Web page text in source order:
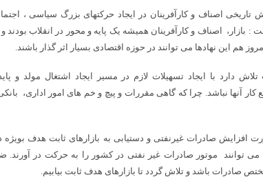
تاریخی اصناف و کارآفرینان در ایجاد حرکتهای بزرگ سیاسی ،
: بازار، اصناف و کارآفرینان همیشه یک پایه و محور در انقلاب بودند
دارد با ایجاد تسهیلات لازم در مسیر ایجاد اشتغال مولد و
کار آنها نباشد. چرا که گاهی مقررات و پیچ و خم های امور اداری،
افزایش صادرات غیرنفتی و دستیابی به بازارهای ثابت هدف
توانند موتور صادرات غیر نفتی در کشور را به حرکت در
صادرات باشد و تلاش گردد تا بازارهای هدف ثابت بیابیم.